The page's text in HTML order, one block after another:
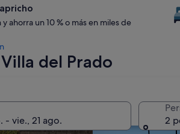
- vie., 21 ago.
2
y ahorra un 10 % o más en miles de
del Prado
con piscina